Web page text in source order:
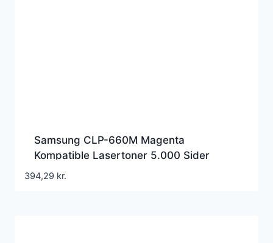
Samsung CLP-660M Magenta
Kompatible Lasertoner 5.000 Sider
394,29 kr.